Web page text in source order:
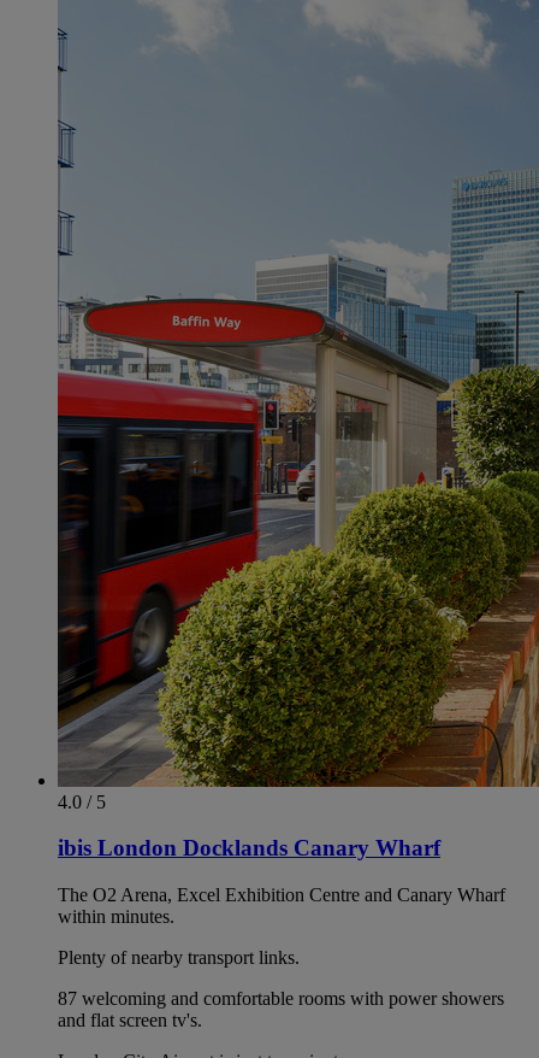
4.0 / 5
ibis London Docklands Canary Wharf
The O2 Arena, Excel Exhibition Centre and Canary Wharf
within minutes.
Plenty of nearby transport links.
87 welcoming and comfortable rooms with power showers
and flat screen tv's.